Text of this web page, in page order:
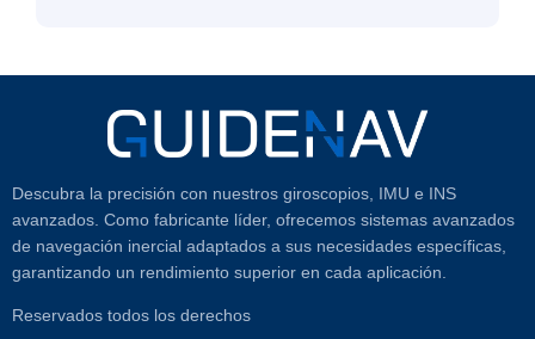
Descubra la precisión con nuestros giroscopios, IMU e INS
avanzados. Como fabricante líder, ofrecemos sistemas avanzados
de navegación inercial adaptados a sus necesidades específicas,
garantizando un rendimiento superior en cada aplicación.
Reservados todos los derechos